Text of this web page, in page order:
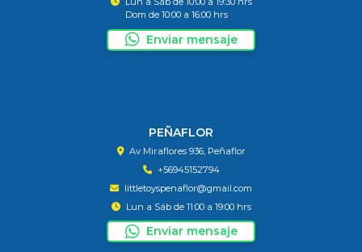
Dom de 10:00 a 16:00 hrs
Enviar mensaje
PEÑAFLOR
Av Miraflores 936, Peñaflor
+56945152794
littletoyspenaflor@gmail.com
Lun a Sáb de 11:00 a 19:00 hrs
Enviar mensaje